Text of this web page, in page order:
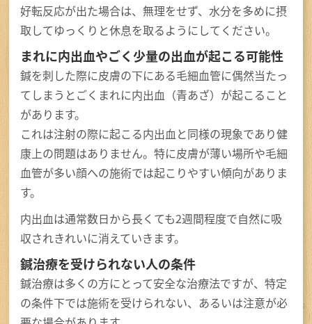
好転反応が出た場合は、無理をせず、水分を多めに摂
取してゆっくりと休息を取るようにしてください。
まれに内出血やごく少量の出血が起こる可能性
鍼を刺した際に皮膚の下にある毛細血管に偶然当たっ
てしまうとごくまれに内出血（青あざ）が起こること
があります。
これは注射の際に起こる内出血と同様の現象であり健
康上の問題はありません。特に皮膚が薄い場所や毛細
血管が多い顔への施術では起こりやすい傾向がありま
す。
内出血は通常数日から長くても2週間程度で自然に吸
収されきれいに消えていきます。
鍼治療を受けられない人の条件
鍼治療は多くの方にとって安全な治療法ですが、特定
の条件下では施術を受けられない、あるいは注意が必